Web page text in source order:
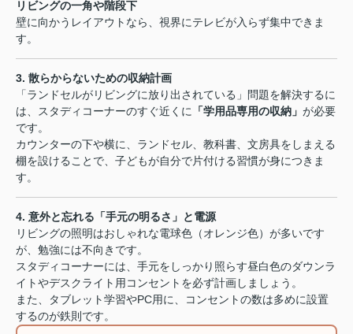
リビングの一角や階段下
壁に向かうレイアウトなら、視界にテレビが入らず集中できま
す。
3. 散らからないための収納計画
「ランドセルがリビングに放り出されている」問題を解決するに
は、スタディコーナーのすぐ近くに
「学用品専用の収納」 が必要
です。
カウンターの下や横に、ランドセル、教科書、文房具をしまえる
棚を設けることで、子どもが自分で片付ける習慣が身につきま
す。
4. 意外と忘れる「手元の明るさ」と電源
リビングの照明はおしゃれな電球色（オレンジ色）が多いです
が、勉強には不向きです。
スタディコーナーには、手元をしっかり照らす昼白色のダウンラ
イトやデスクライト用コンセントを必ず計画しましょう。
また、タブレット学習やPC用に、コンセントの数は多めに設置
するのが鉄則です。